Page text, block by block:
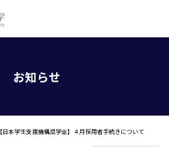
お知らせ
【日本学生支援機構奨学金】４月採用者手続きについて